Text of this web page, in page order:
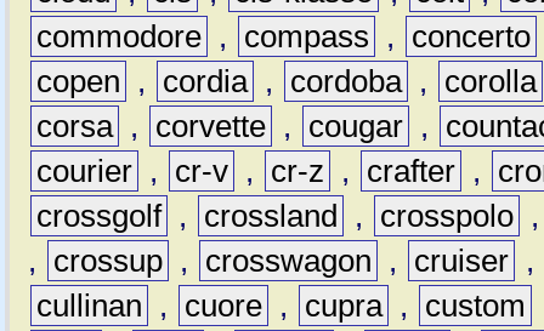
commodore , compass , concerto
copen
, cordia , cordoba ,
corolla
corsa , corvette , cougar ,
courier , cr-v , cr-z , crafter ,
crossgolf , crossland , crosspolo
,
crossup , crosswagon , cruiser ,
cullinan
, cuore , cupra , custom